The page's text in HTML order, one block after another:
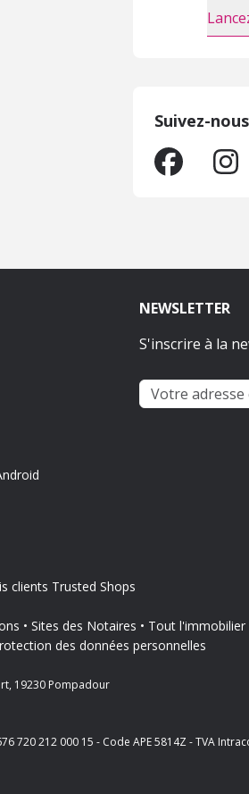
Suivez-nous
NEWSLETTER
S'inscrire à la
clients Trusted Shops
Sites des Notaires
Tout l'immobilier
des données personnelles
19230 Pompadour
720 212 000 15 - Code APE 5814Z - TVA